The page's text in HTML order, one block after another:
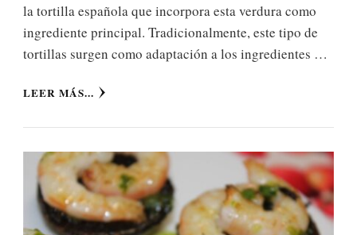
la tortilla española que incorpora esta verdura como
ingrediente principal. Tradicionalmente, este tipo de
tortillas surgen como adaptación a los ingredientes …
LEER MÁS...